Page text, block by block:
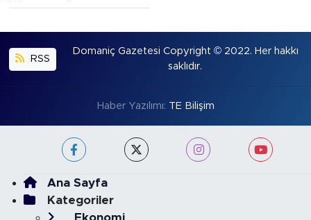
RSS
Domaniç Gazetesi Copyright © 2022. Her hakkı
saklıdır.
Haber Yazılımı: TE Bilişim
Ana Sayfa
Kategoriler